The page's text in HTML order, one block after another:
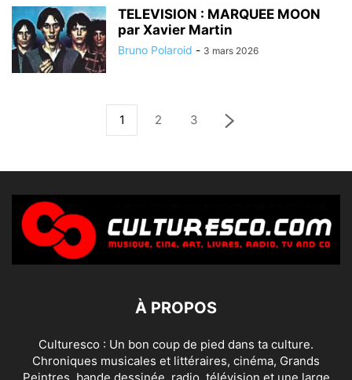
TELEVISION : MARQUEE MOON
par Xavier Martin
Bruno Polaroid - 3 mars 2026
1 2 3
À PROPOS
Culturesco : Un bon coup de pied dans ta culture.
Chroniques musicales et littéraires, cinéma, Grands